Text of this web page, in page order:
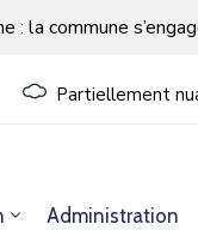
la commune
Partiellement
Administration